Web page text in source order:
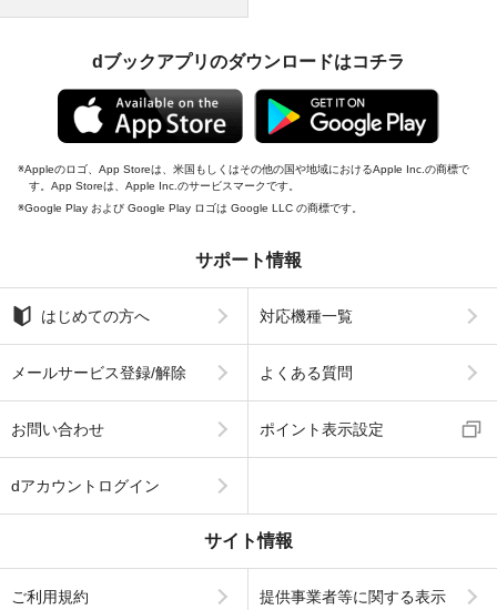
dブックアプリのダウンロードはコチラ
Appleのロゴ、App Storeは、米国もしくはその他の国や地域におけるApple Inc.の商標で
す。App Storeは、Apple Inc.のサービスマークです。
Google Play および Google Play ロゴは Google LLC の商標です。
サポート情報
はじめての方へ 対応機種一覧
メールサービス登録/解除 よくある質問
お問い合わせ ポイント表示設定
dアカウントログイン
サイト情報
ご利用規約 提供事業者等に関する表示